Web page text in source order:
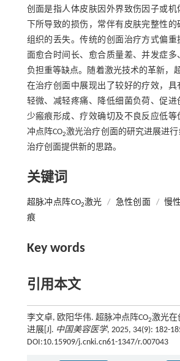
创面是指人体皮肤因外界致伤因子或机
下所导致的损伤，常伴有皮肤完整性
组织的丢失。传统的创面治疗方式偏重
面愈合时间长、愈合质量差、并发症多
负担重等缺点。随着激光技术的革新，
在治疗创面中展现出了较好的疗效，具
轻微、减轻疼痛、降低细菌负荷、促进
少瘢痕形成、疗效确切及不良反应低等
冲点阵CO2激光治疗创面的研究进展进
治疗创面提供新的思路。
关键词
超脉冲点阵CO2激光 / 急性创面 / 慢
痕
Key words
引用本文
李文卓, 欧阳华伟. 超脉冲点阵CO2激光在
进展[J]. 中国美容医学, 2025, 34(9): 182-
DOI:10.15909/j.cnki.cn61-1347/r.007043